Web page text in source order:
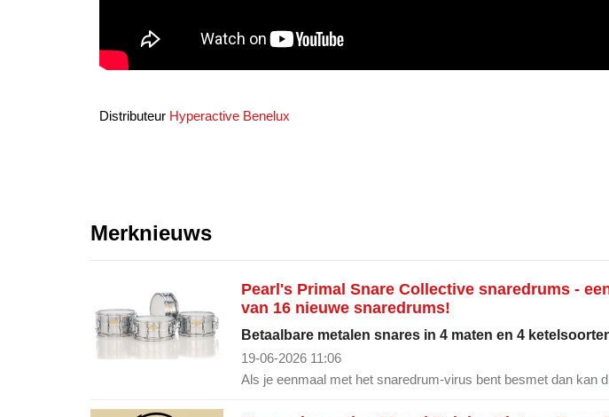
Distributeur Hyperactive Benelux
Merknieuws
Pearl's Primal Snare Collective snaredrums -
van 16 nieuwe snaredrums!
Betaalbare metalen snares in 4 maten en 4
19-06-2026 11:06
Als je eenmaal met het snaredrum-virus bent besmet dan kan d